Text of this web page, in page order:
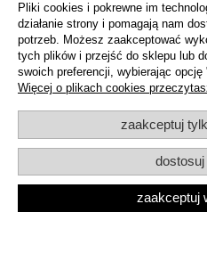
Pliki cookies i pokrewne im
działanie strony i pomagają nam
potrzeb. Możesz zaakceptować
tych plików i przejść do sklepu lub
swoich preferencji, wybierając
Więcej o plikach cookies
zaakceptuj
zaakceptuj